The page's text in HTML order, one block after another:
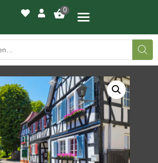
0
LEUCHTBILDER
IHR BILD